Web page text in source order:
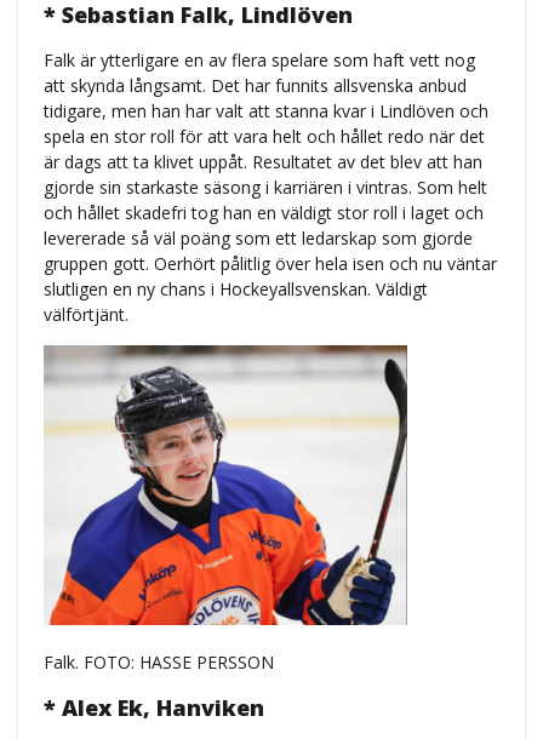
* Sebastian Falk, Lindlöven
Falk är ytterligare en av flera spelare som haft vett nog
att skynda långsamt. Det har funnits allsvenska anbud
tidigare, men han har valt att stanna kvar i Lindlöven och
spela en stor roll för att vara helt och hållet redo när det
är dags att ta klivet uppåt. Resultatet av det blev att han
gjorde sin starkaste säsong i karriären i vintras. Som helt
och hållet skadefri tog han en väldigt stor roll i laget och
levererade så väl poäng som ett ledarskap som gjorde
gruppen gott. Oerhört pålitlig över hela isen och nu väntar
slutligen en ny chans i Hockeyallsvenskan. Väldigt
välförtjänt.
Falk. FOTO: HASSE PERSSON
* Alex Ek, Hanviken